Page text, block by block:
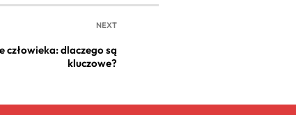
NEXT
dlaczego są
kluczowe?